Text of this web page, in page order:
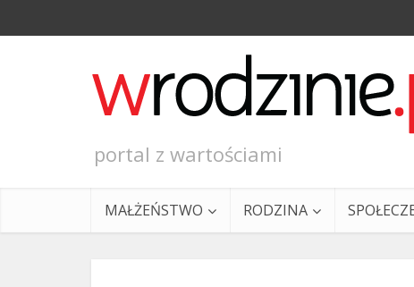
portal z wartościami
MAŁŻEŃSTWO RODZINA